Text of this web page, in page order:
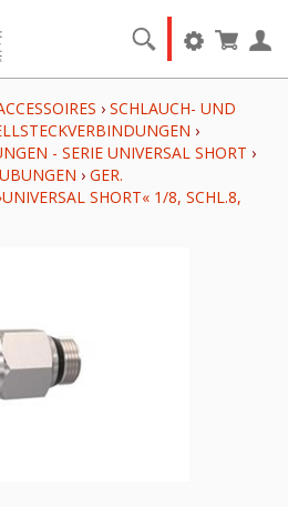
› SCHLAUCH- UND
›
- SERIE UNIVERSAL SHORT ›
› GER.
SHORT« 1/8, SCHL.8,